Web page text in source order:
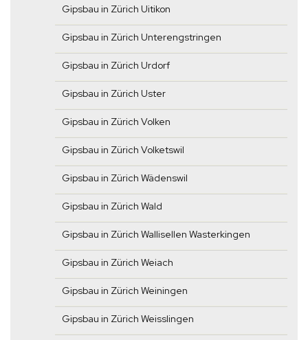
Gipsbau in Zürich Uitikon
Gipsbau in Zürich Unterengstringen
Gipsbau in Zürich Urdorf
Gipsbau in Zürich Uster
Gipsbau in Zürich Volken
Gipsbau in Zürich Volketswil
Gipsbau in Zürich Wädenswil
Gipsbau in Zürich Wald
Gipsbau in Zürich Wallisellen Wasterkingen
Gipsbau in Zürich Weiach
Gipsbau in Zürich Weiningen
Gipsbau in Zürich Weisslingen